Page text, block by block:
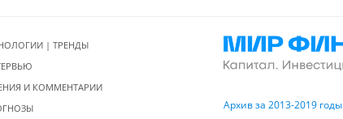
| ТРЕНДЫ
И КОММЕНТАРИИ
Архив за 2013-2019 годы